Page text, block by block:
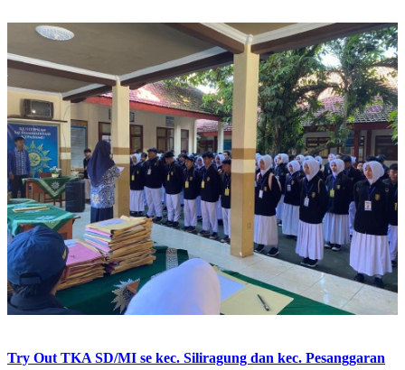
Try Out TKA SD/MI se kec. Siliragung dan kec. Pesanggaran